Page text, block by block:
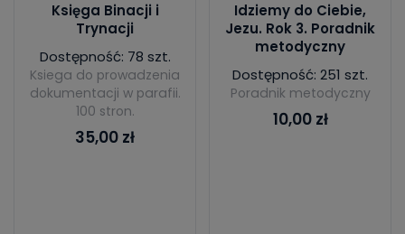
Księga Binacji i
Trynacji
Dostępność: 78 szt.
Ksiega do prowadzenia
dokumentacji w parafii.
100 stron.
35,00 zł
Idziemy do Ciebie,
Jezu. Rok 3. Poradnik
metodyczny
Dostępność: 251 szt.
Poradnik metodyczny
10,00 zł